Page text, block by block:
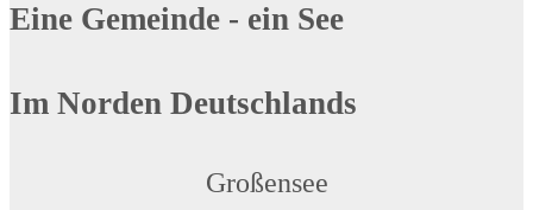
Eine Gemeinde - ein See
Im Norden Deutschlands
Großensee